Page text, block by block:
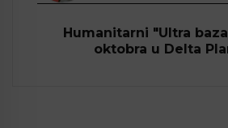
Humanitarni "Ultra
oktobra u Delta